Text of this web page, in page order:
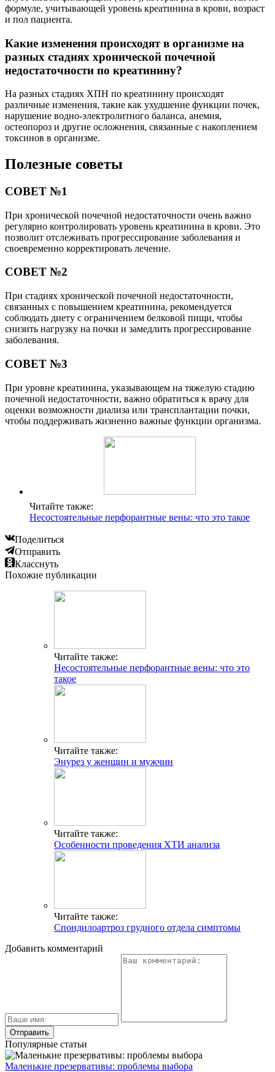
формуле, учитывающей уровень креатинина в крови, возраст
и пол пациента.
Какие изменения происходят в организме на
разных стадиях хронической почечной
недостаточности по креатинину?
На разных стадиях ХПН по креатинину происходят
различные изменения, такие как ухудшение функции почек,
нарушение водно-электролитного баланса, анемия,
остеопороз и другие осложнения, связанные с накоплением
токсинов в организме.
Полезные советы
СОВЕТ №1
При хронической почечной недостаточности очень важно
регулярно контролировать уровень креатинина в крови. Это
позволит отслеживать прогрессирование заболевания и
своевременно корректировать лечение.
СОВЕТ №2
При стадиях хронической почечной недостаточности,
связанных с повышением креатинина, рекомендуется
соблюдать диету с ограничением белковой пищи, чтобы
снизить нагрузку на почки и замедлить прогрессирование
заболевания.
СОВЕТ №3
При уровне креатинина, указывающем на тяжелую стадию
почечной недостаточности, важно обратиться к врачу для
оценки возможности диализа или трансплантации почки,
чтобы поддерживать жизненно важные функции организма.
Читайте также:
Несостоятельные перфорантные вены: что это такое
Поделиться
Отправить
Класснуть
Похожие публикации
Читайте также:
Несостоятельные перфорантные вены: что это
такое
Читайте также:
Энурез у женщин и мужчин
Читайте также:
Особенности проведения ХТИ анализа
Читайте также:
Спондилоартроз грудного отдела симптомы
Добавить комментарий
Популярные статьи
Маленькие презервативы: проблемы выбора